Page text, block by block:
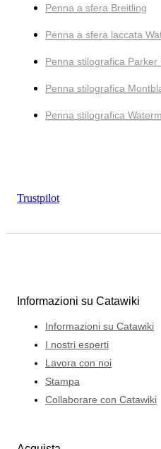
Penna a sfera Breitling
Penna a sfera laccata
Penna stilografica Parker
Penna stilografica
Penna stilografica
Trustpilot
Informazioni su Catawiki
Informazioni su Catawiki
I nostri esperti
Lavora con noi
Stampa
Collaborare con Catawiki